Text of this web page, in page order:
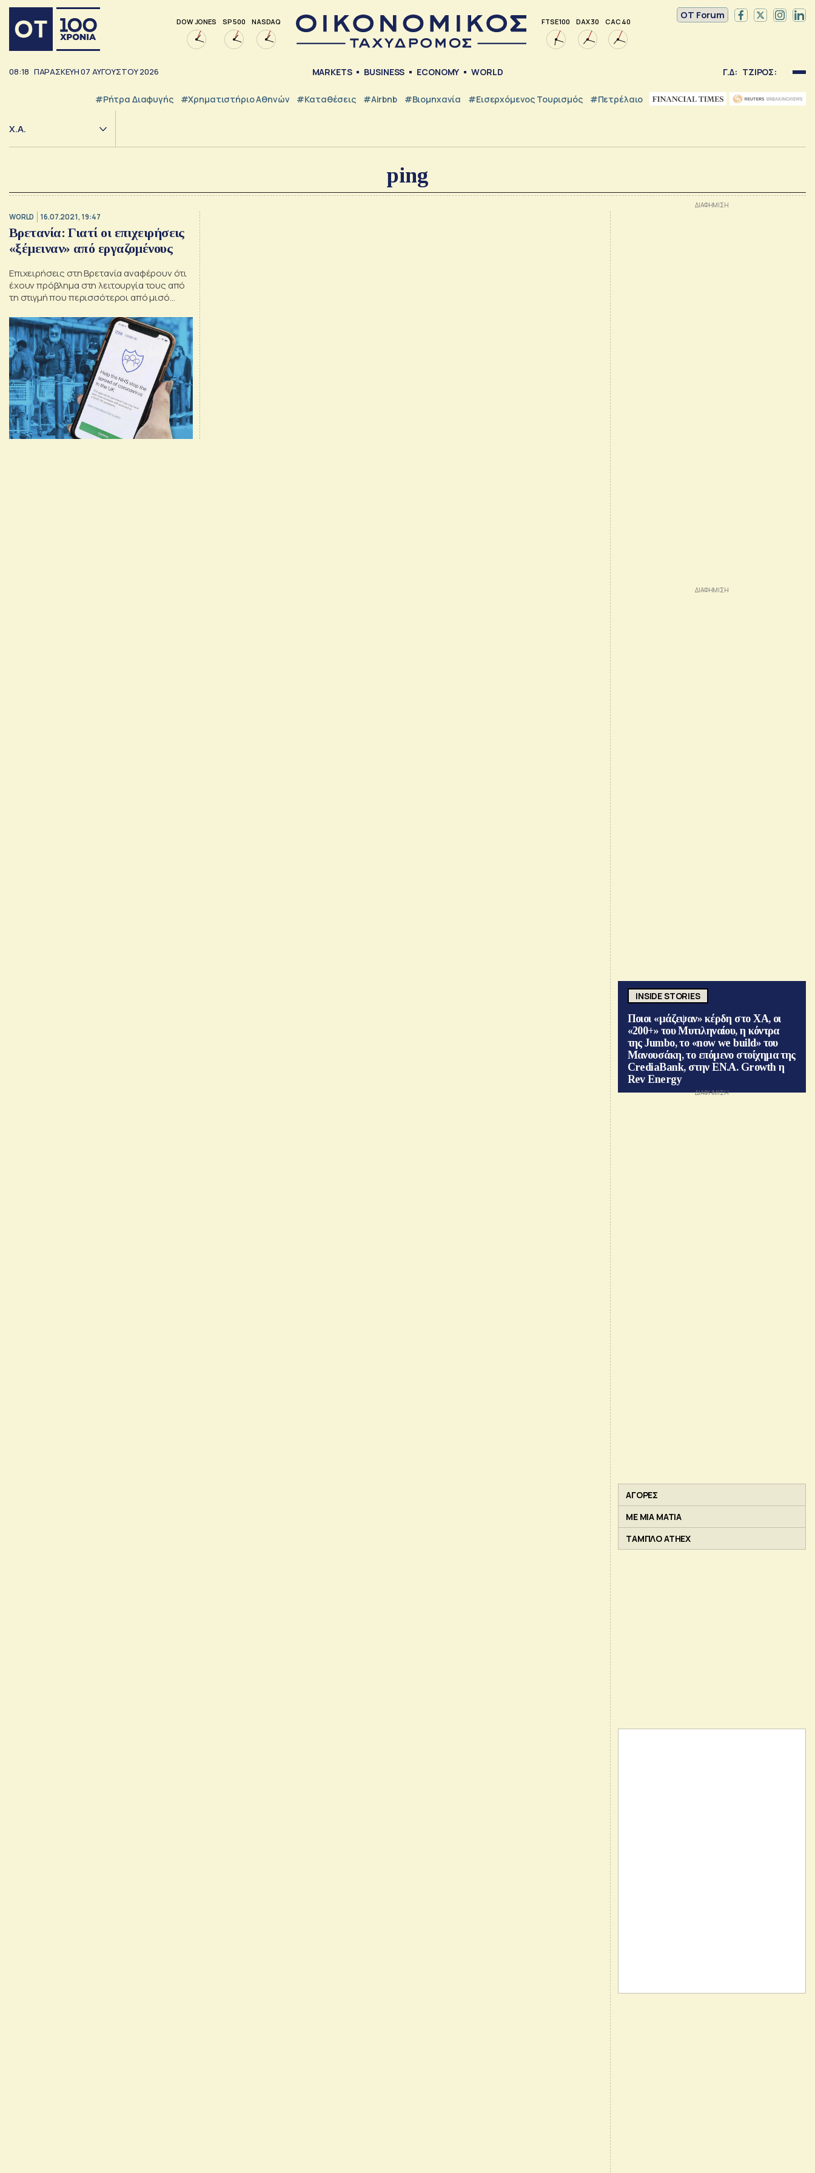
DOW JONES SP 500 NASDAQ FTSE 100 DAX 30 CAC 40
OT Forum
08:18 ΠΑΡΑΣΚΕΥΗ07 ΑΥΓΟΥΣΤΟΥ2026 MARKETS BUSINESS ECONOMY WORLD Γ.Δ: ΤΖΙΡΟΣ:
#ρήτρα Διαφυγής #Χρηματιστήριο Αθηνών #Καταθέσεις #Airbnb #Βιομηχανία #εισερχόμενος Τουρισμός #Πετρέλαιο
Χ.Α.
ping
WORLD 16.07.2021, 19:47
Βρετανία: Γιατί οι επιχειρήσεις
«ξέμειναν» από εργαζομένους
Επιχειρήσεις στη Βρετανία αναφέρουν ότι
έχουν πρόβλημα στη λειτουργία τους από
τη στιγμή που περισσότεροι από μισό
ηλεκτρονικά να μπουν σε αυτο-
απομόνωση, αυτή την εβδομάδα.
INSIDE STORIES
Ποιοι «μάζεψαν» κέρδη στο ΧΑ, οι
«200+» του Μυτιληναίου, η κόντρα
της Jumbo, το «now we build» του
Μανουσάκη, το επόμενο στοίχημα της
CrediaBank, στην ΕΝ.Α. Growth η
Rev Energy
ΑΓΟΡΕΣ
ΜΕ ΜΙΑ ΜΑΤΙΑ
ΤΑΜΠΛΟ ATHEX